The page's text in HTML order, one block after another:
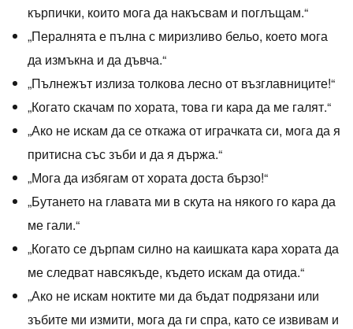
кърпички, които мога да накъсвам и поглъщам.“
„Пералнята е пълна с миризливо бельо, което мога
да измъкна и да дъвча.“
„Пълнежът излиза толкова лесно от възглавниците!“
„Когато скачам по хората, това ги кара да ме галят.“
„Ако не искам да се откажа от играчката си, мога да я
притисна със зъби и да я държа.“
„Мога да избягам от хората доста бързо!“
„Бутането на главата ми в скута на някого го кара да
ме гали.“
„Когато се дърпам силно на каишката кара хората да
ме следват навсякъде, където искам да отида.“
„Ако не искам ноктите ми да бъдат подрязани или
зъбите ми измити, мога да ги спра, като се извивам и